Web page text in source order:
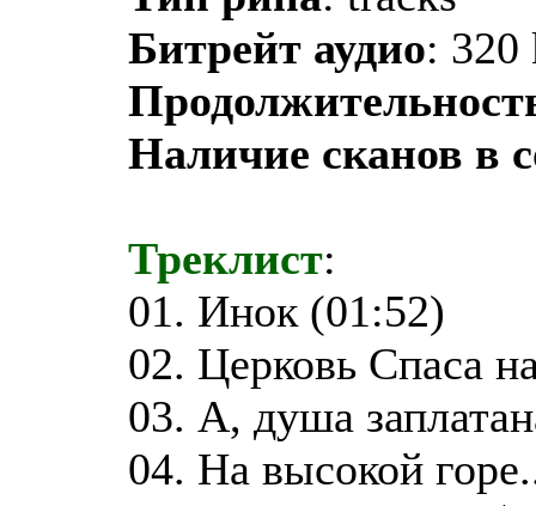
Битрейт аудио: 320
Наличие сканов в
Треклист:
01. Инок (01:52)
02. Церковь Спаса
03. А, душа
04. На высокой